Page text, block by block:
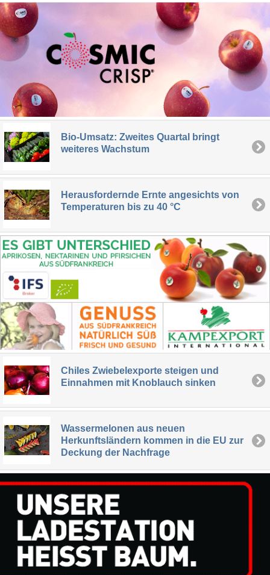
Bio-Umsatz: Zweites Quartal bringt
weiteres Wachstum
Herausfordernde Ernte angesichts von
Temperaturen bis zu 40 °C
Chiles Zwiebelexporte steigen und
Einnahmen mit Knoblauch sinken
Wassermelonen aus neuen
Herkunftsländern kommen in die EU zur
Deckung der Nachfrage